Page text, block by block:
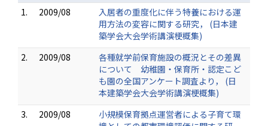
1.
2009/08
入居者の重度化に伴う特養における運
用方法の変容に関する研究， (日本建
築学会大会学術講演梗概集)
2.
2009/08
各種就学前保育施設の概況とその差異
について 幼稚園・保育所・認定こど
も園の全国アンケート調査より， (日
本建築学会大会学術講演梗概集)
3.
2009/08
小規模保育拠点運営者による子育て環